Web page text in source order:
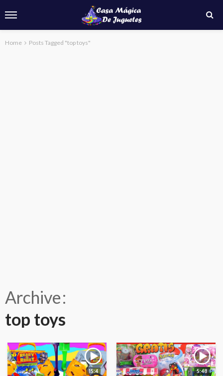
Home Posts Tagged "top toys"
Archive
top toys
15:4 5:48